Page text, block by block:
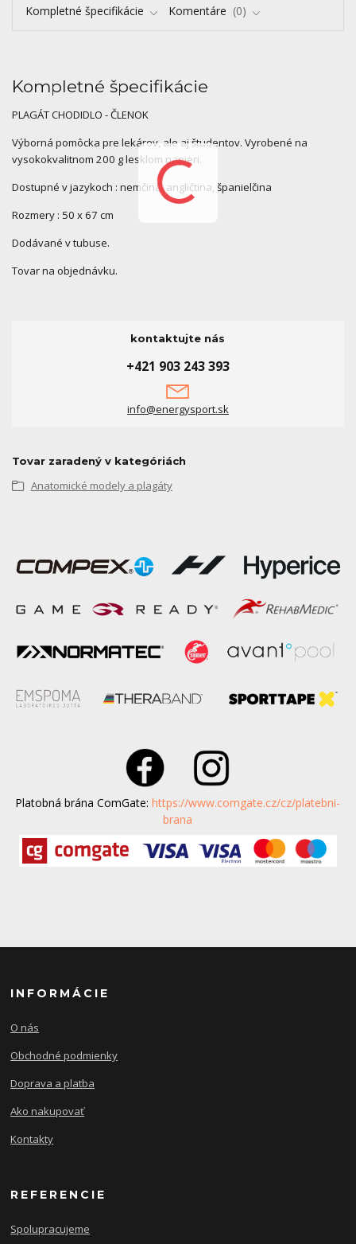
Kompletné špecifikácie Komentáre 0
Kompletné špecifikácie
PLAGÁT CHODIDLO - ČLENOK
Výborná pomôcka pre lekárov, ale aj študentov. Vyrobené na
vysokokvalitnom 200 g lesklom papieri.
Dostupné v jazykoch : nemčina, angličtina, španielčina
Rozmery : 50 x 67 cm
Dodávané v tubuse.
Tovar na objednávku.
kontaktujte nás
+421 903 243 393
info@energysport.sk
Tovar zaradený v kategóriách
Anatomické modely a plagáty
Platobná brána ComGate:https://www.comgate.cz/cz/platebni-
brana
INFORMÁCIE
O nás
Obchodné podmienky
Doprava a platba
Ako nakupovať
Kontakty
REFERENCIE
Spolupracujeme